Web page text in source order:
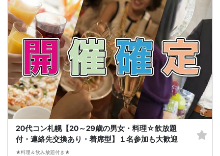
楽しい会かどうかは、参加人数より、その時に参加される方の相性や人柄など要
素が大きいです。
結局は、運次第のところはございます。
◆最少催行人数に満たない場合 開催前日23時までに最少催行人数に届かなかった
場合は開催中止とさせていただきます。
また天候や状況などにより中止されることがございます。
◆中止判断タイミングは開始前日の23時となりますが、申込者の直前のキャンセ
ルにより、直前でも中止になる場合もございます。
中止時も交通費など保証はございません。
◆ご予約の操作と同時に上述の注意事項に同意したものと致します。
コース料理
メニュー変更になる可能性ございます。
◆紅白えびせん
◆枝豆
◆生つくね塩ちゃんこ鍋
◆自家製鍋つくね、讃岐うどん
◆フライドポテト
◆名物！生つくね串
◆こだわりの塩ザンギ
◆〆の雑炊
20代コン札幌【20～29歳の男女・料理☆飲放題
付・連絡先交換あり・着席型】１名参加も大歓迎
★料理＆飲み放題付き★